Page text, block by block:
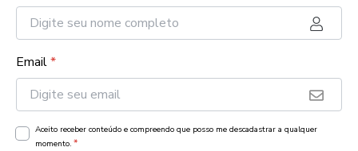
Email*
Aceito receber conteúdo e compreendo que posso me descadastrar a qualquer
momento. *